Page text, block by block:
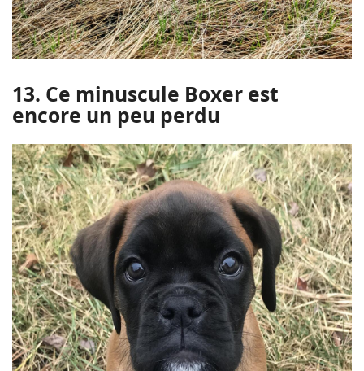
13. Ce minuscule Boxer est
encore un peu perdu